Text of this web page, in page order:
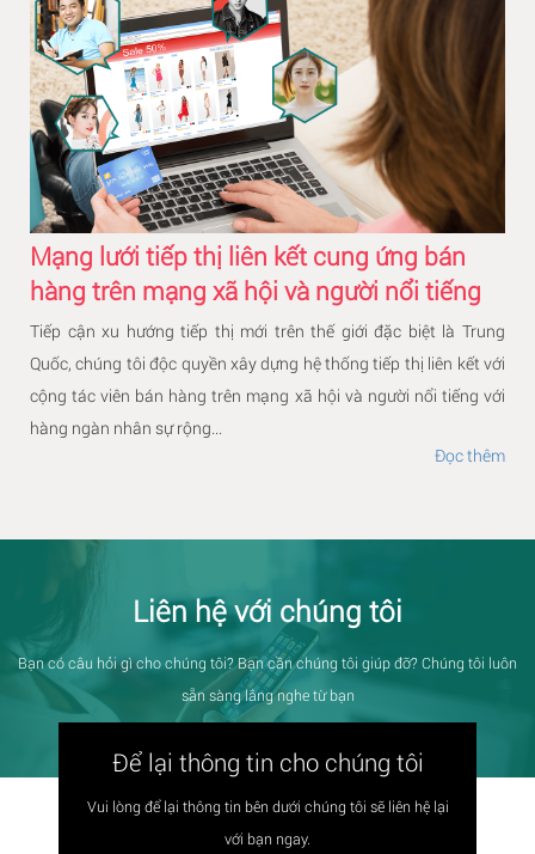
Mạng lưới tiếp thị liên kết cung ứng bán
hàng trên mạng xã hội và người nổi tiếng
Tiếp cận xu hướng tiếp thị mới trên thế giới đặc biệt là Trung
Quốc, chúng tôi độc quyền xây dựng hệ thống tiếp thị liên kết với
cộng tác viên bán hàng trên mạng xã hội và người nổi tiếng với
hàng ngàn nhân sự rộng...
Đọc thêm
Liên hệ với chúng tôi
Bạn có câu hỏi gì cho chúng tôi? Bạn cần chúng tôi giúp đỡ? Chúng tôi luôn
sẵn sàng lắng nghe từ bạn
Để lại thông tin cho chúng tôi
Vui lòng để lại thông tin bên dưới chúng tôi sẽ liên hệ lại
với bạn ngay.